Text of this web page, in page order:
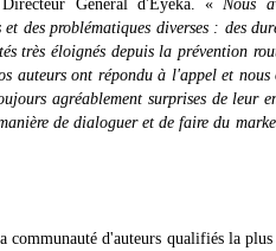
Général d'Eyeka. « Nous
des problématiques diverses : des
très éloignés depuis la prévention
auteursont répondu à l'appel et nous
agréablement surprises de leur
de dialoguer et de faire du
communauté d'auteurs qualifiés la